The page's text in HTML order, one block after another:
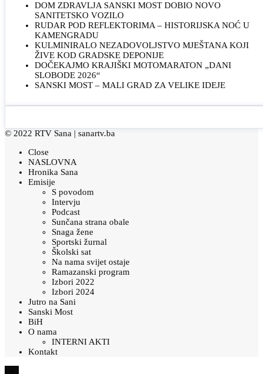
DOM ZDRAVLJA SANSKI MOST DOBIO NOVO
SANITETSKO VOZILO
RUDAR POD REFLEKTORIMA – HISTORIJSKA NOĆ U
KAMENGRADU
KULMINIRALO NEZADOVOLJSTVO MJEŠTANA KOJI
ŽIVE KOD GRADSKE DEPONIJE
DOČEKAJMO KRAJIŠKI MOTOMARATON „DANI
SLOBODE 2026“
SANSKI MOST – MALI GRAD ZA VELIKE IDEJE
© 2022 RTV Sana | sanartv.ba
Close
NASLOVNA
Hronika Sana
Emisije
S povodom
Intervju
Podcast
Sunčana strana obale
Snaga žene
Sportski žurnal
Školski sat
Na nama svijet ostaje
Ramazanski program
Izbori 2022
Izbori 2024
Jutro na Sani
Sanski Most
BiH
O nama
INTERNI AKTI
Kontakt